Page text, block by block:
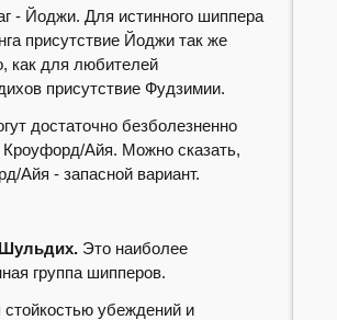
- Йоджи. Для истинного шиппера
присутствие Йоджи так же
как для любителей
присутствие Фудзимии.
достаточно безболезненно
Кроуфорд/Айя. Можно сказать,
Айя - запасной вариант.
Это наиболее
группа шипперов.
убеждений и